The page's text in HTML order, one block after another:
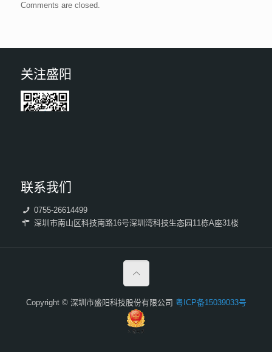
Comments are closed.
关注盛阳
联系我们
0755-26614499
深圳市南山区科技南路16号深圳湾科技生态园11栋A座31楼
Copyright © 深圳市盛阳科技股份有限公司 粤ICP备15039033号